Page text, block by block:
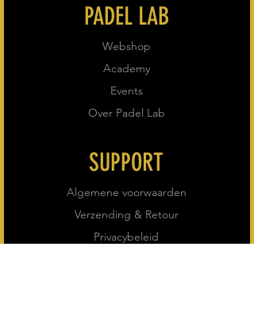
PADEL LAB
Webshop
Academy
Events
Over Padel Lab
SUPPORT
Algemene voorwaarden
Verzending & Retour
Privacybeleid